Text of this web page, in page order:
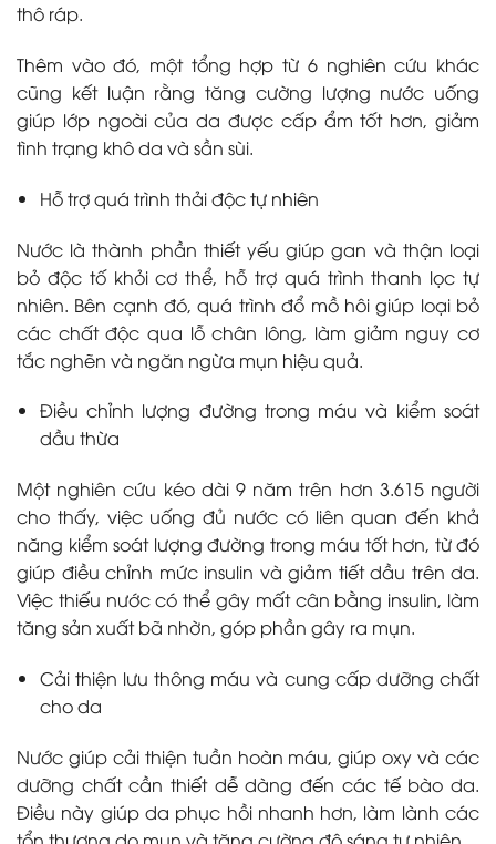
thô ráp.
Thêm vào đó, một tổng hợp từ 6 nghiên cứu khác
cũng kết luận rằng tăng cường lượng nước uống
giúp lớp ngoài của da được cấp ẩm tốt hơn, giảm
tình trạng khô da và sần sùi.
Hỗ trợ quá trình thải độc tự nhiên
Nước là thành phần thiết yếu giúp gan và thận loại
bỏ độc tố khỏi cơ thể, hỗ trợ quá trình thanh lọc tự
nhiên. Bên cạnh đó, quá trình đổ mồ hôi giúp loại bỏ
các chất độc qua lỗ chân lông, làm giảm nguy cơ
tắc nghẽn và ngăn ngừa mụn hiệu quả.
Điều chỉnh lượng đường trong máu và kiểm soát
dầu thừa
Một nghiên cứu kéo dài 9 năm trên hơn 3.615 người
cho thấy, việc uống đủ nước có liên quan đến khả
năng kiểm soát lượng đường trong máu tốt hơn, từ đó
giúp điều chỉnh mức insulin và giảm tiết dầu trên da.
Việc thiếu nước có thể gây mất cân bằng insulin, làm
tăng sản xuất bã nhờn, góp phần gây ra mụn.
Cải thiện lưu thông máu và cung cấp dưỡng chất
cho da
Nước giúp cải thiện tuần hoàn máu, giúp oxy và các
dưỡng chất cần thiết dễ dàng đến các tế bào da.
Điều này giúp da phục hồi nhanh hơn, làm lành các